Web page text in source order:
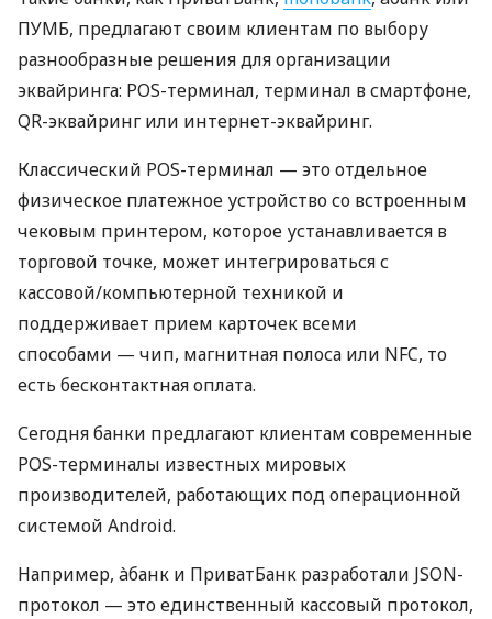
ПУМБ, предлагают своим клиентам по выбору
разнообразные решения для организации
эквайринга: POS-терминал, терминал в смартфоне,
QR-эквайринг или интернет-эквайринг.
Классический POS-терминал — это отдельное
физическое платежное устройство со встроенным
чековым принтером, которое устанавливается в
торговой точке, может интегрироваться с
кассовой/компьютерной техникой и
поддерживает прием карточек всеми
способами — чип, магнитная полоса или NFC, то
есть бесконтактная оплата.
Сегодня банки предлагают клиентам современные
POS-терминалы известных мировых
производителей, работающих под операционной
системой Android.
Например, àбанк и ПриватБанк разработали JSON-
протокол — это единственный кассовый протокол,